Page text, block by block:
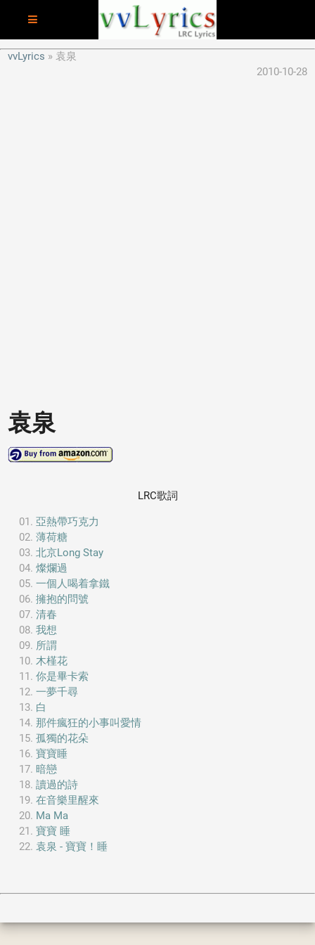
vvLyrics
袁泉
2010-10-28
袁泉
LRC歌詞
亞熱帶巧克力
薄荷糖
北京Long Stay
燦爛過
一個人喝着拿鐵
擁抱的問號
清春
我想
所謂
木槿花
你是畢卡索
一夢千尋
白
那件瘋狂的小事叫愛情
孤獨的花朵
寶寶睡
暗戀
讀過的詩
在音樂里醒來
Ma Ma
寶寶 睡
袁泉 - 寶寶！睡